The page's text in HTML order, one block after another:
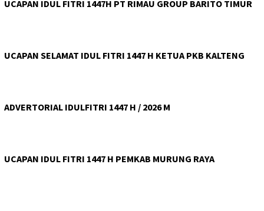
UCAPAN IDUL FITRI 1447H PT RIMAU GROUP BARITO TIMUR
UCAPAN SELAMAT IDUL FITRI 1447 H KETUA PKB KALTENG
ADVERTORIAL IDULFITRI 1447 H / 2026 M
UCAPAN IDUL FITRI 1447 H PEMKAB MURUNG RAYA